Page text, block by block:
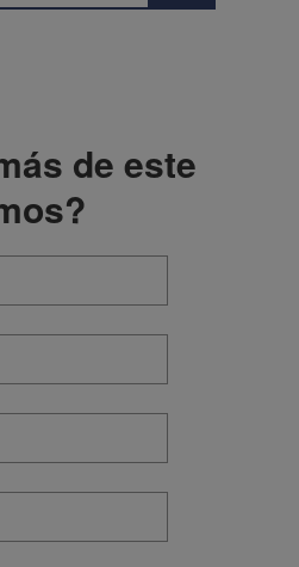
de este